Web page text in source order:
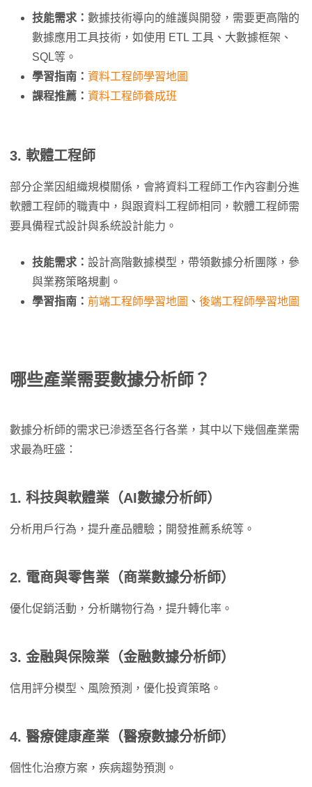
技能需求： 數據技術導向的維護與開發，需要更高階的
數據應用工具技術，如使用 ETL 工具、大數據框架、
SQL等。
學習指南： 資料工程師學習地圖
課程推薦： 資料工程師養成班
3. 軟體工程師
部分企業因組織規模關係，會將資料工程師工作內容劃分進
軟體工程師的職責中，與跟資料工程師相同，軟體工程師需
要具備程式設計與系統設計能力。
技能需求： 設計高階數據模型，帶領數據分析團隊，參
與業務策略規劃。
學習指南： 前端工程師學習地圖 、 後端工程師學習地圖
哪些產業需要數據分析師？
數據分析師的需求已滲透至各行各業，其中以下幾個產業需
求最為旺盛：
1. 科技與軟體業（AI數據分析師）
分析用戶行為，提升產品體驗；開發推薦系統等。
2. 電商與零售業（商業數據分析師）
優化促銷活動，分析購物行為，提升轉化率。
3. 金融與保險業（金融數據分析師）
信用評分模型、風險預測，優化投資策略。
4. 醫療健康產業（醫療數據分析師）
個性化治療方案，疾病趨勢預測。